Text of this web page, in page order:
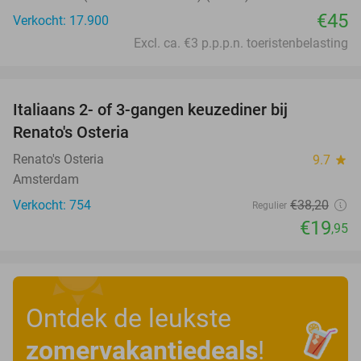
Verkocht: 17.900
€45
Excl. ca. €3 p.p.p.n. toeristenbelasting
Italiaans 2- of 3-gangen keuzediner bij
Renato's Osteria
Renato's Osteria 9.7 star
Amsterdam
Verkocht: 754
Regulier €38,20
€19,95
Ontdek de leukste
zomervakantiedeals!